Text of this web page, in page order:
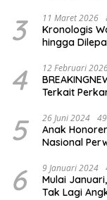
3 11 Maret 2026
Kronologis
hingga
4 12 Februari
Terkait
5 26 Juni 2024
Anak
Nasional
6 9 Januari 2024
Mulai
Tak Lagi